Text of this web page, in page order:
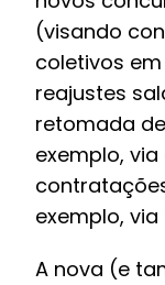
(visando
coletivos
reajustes
retomada
exemplo,
exemplo,
A nova (e